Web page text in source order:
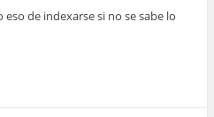
de indexarse si no se sabe lo